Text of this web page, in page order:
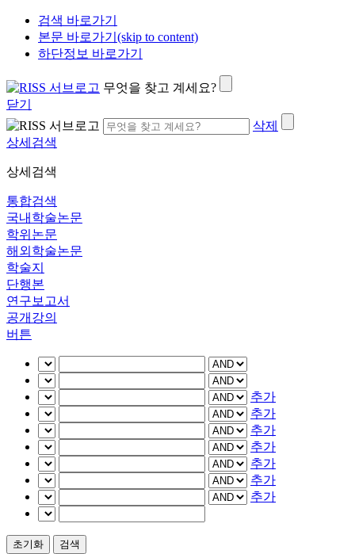
검색 바로가기
본문 바로가기(skip to content)
하단정보 바로가기
무엇을 찾고 계세요?
닫기
삭제
상세검색
상세검색
통합검색
국내학술논문
학위논문
해외학술논문
학술지
단행본
연구보고서
공개강의
버튼
추가
추가
추가
추가
추가
추가
추가